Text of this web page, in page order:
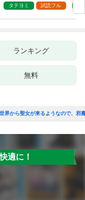
タテヨミ 試読フル
ランキング
無料
界から聖女が来るようなので、邪
適に！